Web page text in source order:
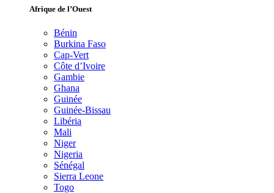
Afrique de l’Ouest
Bénin
Burkina Faso
Cap-Vert
Côte d’Ivoire
Gambie
Ghana
Guinée
Guinée-Bissau
Libéria
Mali
Niger
Nigeria
Sénégal
Sierra Leone
Togo